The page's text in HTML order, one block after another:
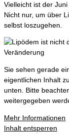
Vielleicht ist der Juni
Nicht nur, um über
selbst loszugehen.
Sie sehen gerade
eigentlichen Inhalt
unten. Bitte
weitergegeben
Mehr Informationen
Inhalt entsperren